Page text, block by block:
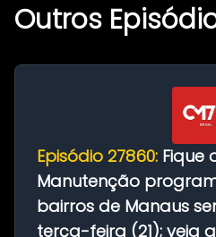
Outros
Episódio 27860: Fique
Manutenção
bairros de Manaus
terça-feira (21); veja